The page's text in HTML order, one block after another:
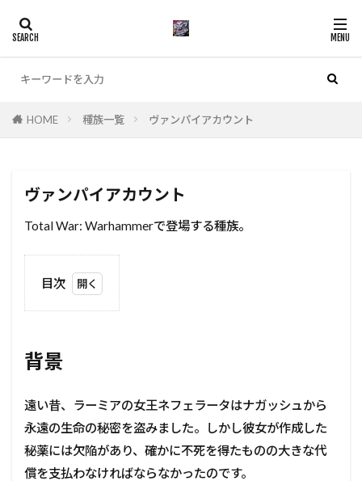
HOME 種族一覧 ヴァンパイアカウント
ヴァンパイアカウント
Total War: Warhammerで登場する種族。
目次
2
の
特
徴
3
背景
遠い昔、ラーミアの女王ネフェラータはナガッシュから
永遠の生命の秘密を盗みました。しかし彼女が作成した
秘薬には欠陥があり、確かに不死を得たものの大きな代
償を支払わなければならなかったのです。
カテゴリー